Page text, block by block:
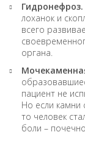
Гидронефроз.
лоханок и
всего
органа.
пациент не
Но если камни
то человек
боли –